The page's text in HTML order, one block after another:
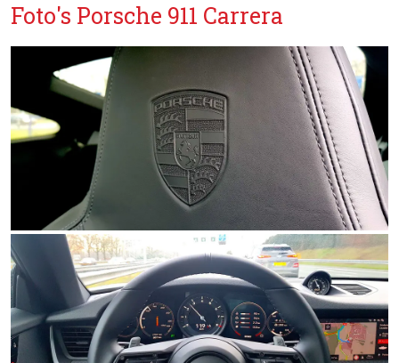
Foto's Porsche 911 Carrera